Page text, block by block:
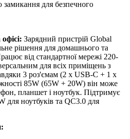
замикання для безпечного
Зарядний пристрій Global
рішення для домашнього та
від стандартної мережі 220-
для всіх приміщень з
3 роз'ємам (2 x USB-C + 1 x
85W (65W + 20W) він може
планшет і ноутбук. Підтримує
для ноутбуків та QC3.0 для